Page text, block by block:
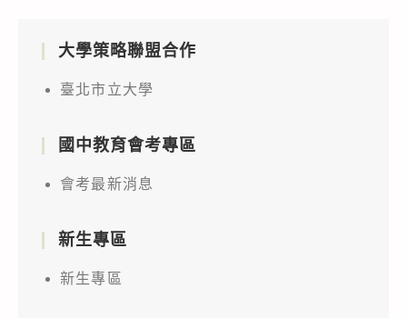
大學策略聯盟合作
臺北市立大學
國中教育會考專區
會考最新消息
新生專區
新生專區